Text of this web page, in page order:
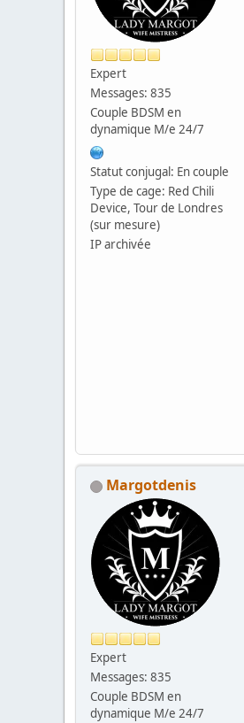
Expert
Messages: 835
Couple BDSM en
dynamique M/e 24/7
Statut conjugal: En couple
Type de cage: Red Chili
Device, Tour de Londres
(sur mesure)
IP archivée
Margotdenis
Expert
Messages: 835
Couple BDSM en
dynamique M/e 24/7